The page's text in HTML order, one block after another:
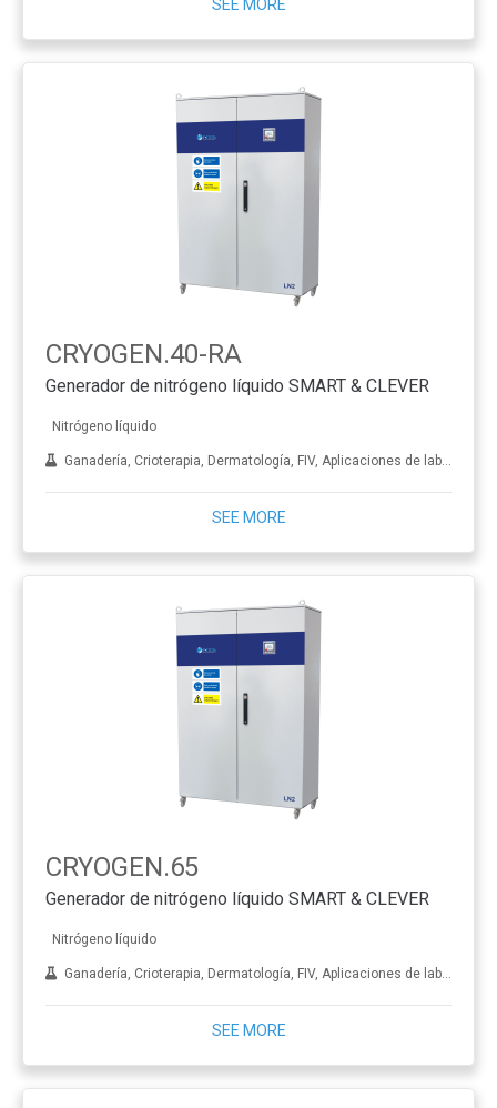
SEE MORE
CRYOGEN.40-RA
Generador de nitrógeno líquido SMART & CLEVER
Nitrógeno líquido
Ganadería, Crioterapia, Dermatología, FIV, Aplicaciones de laboratorio, Tratamiento de metales
SEE MORE
CRYOGEN.65
Generador de nitrógeno líquido SMART & CLEVER
Nitrógeno líquido
Ganadería, Crioterapia, Dermatología, FIV, Aplicaciones de laboratorio, Tratamiento de metales
SEE MORE